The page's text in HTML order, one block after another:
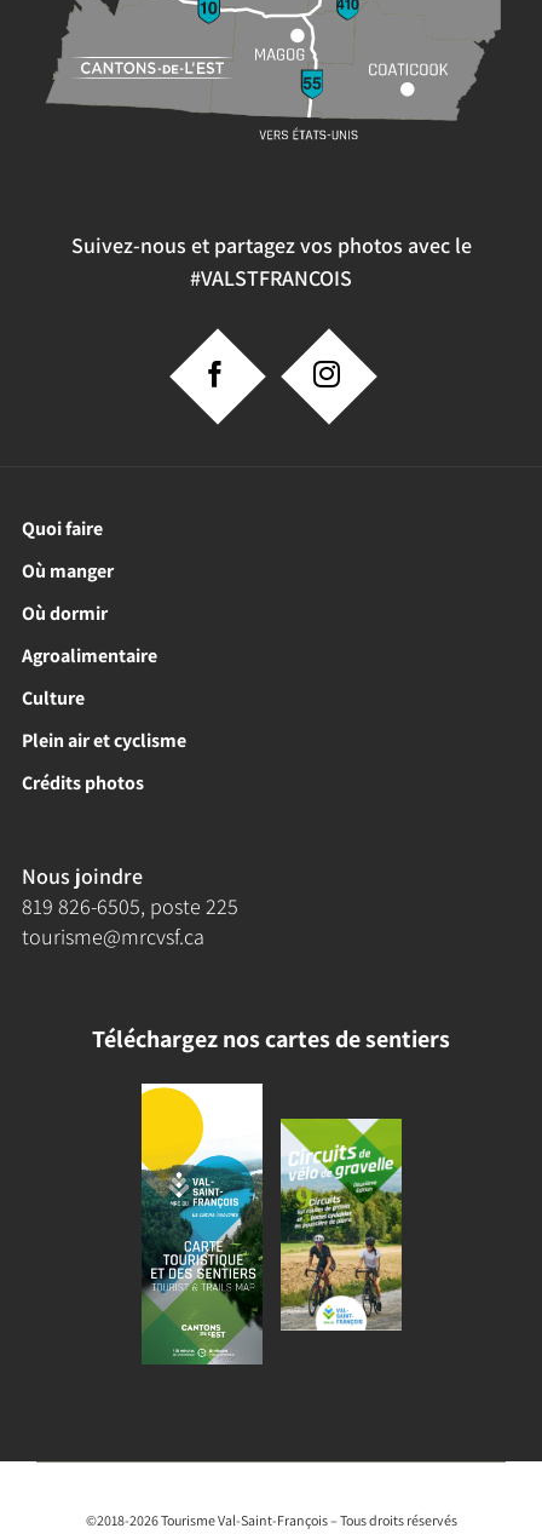
Suivez-nous et partagez vos photos avec le
#VALSTFRANCOIS
Quoi faire
Où manger
Où dormir
Agroalimentaire
Culture
Plein air et cyclisme
Crédits photos
Nous joindre
819 826-6505, poste 225
tourisme@mrcvsf.ca
Téléchargez nos cartes de sentiers
©2018-2026 Tourisme Val-Saint-François – Tous droits réservés